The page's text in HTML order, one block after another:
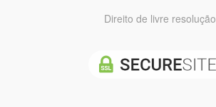
Direito de livre resolução